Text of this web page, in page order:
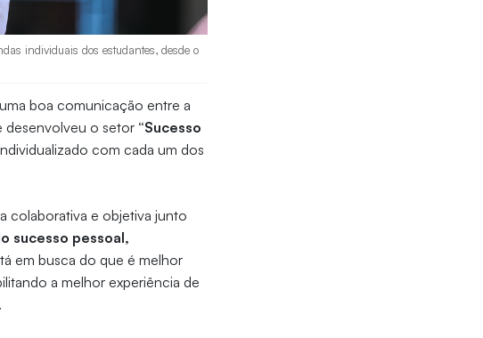
individuais dos estudantes, desde o
boa comunicação entre a
desenvolveu o setor “Sucesso
com cada um dos
colaborativa e objetiva junto
sucesso pessoal,
em busca do que é melhor
a melhor experiência de